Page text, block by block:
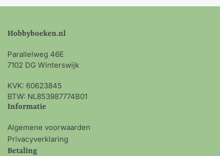
Hobbyboeken.nl
Parallelweg 46E
7102 DG Winterswijk
KVK: 60623845
BTW: NL853987774B01
Informatie
Algemene voorwaarden
Privacyverklaring
Betaling